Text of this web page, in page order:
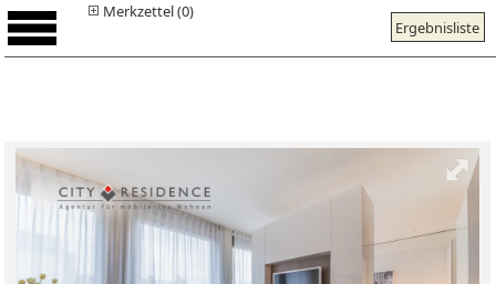
Ergebnisliste
Merkzettel (0)